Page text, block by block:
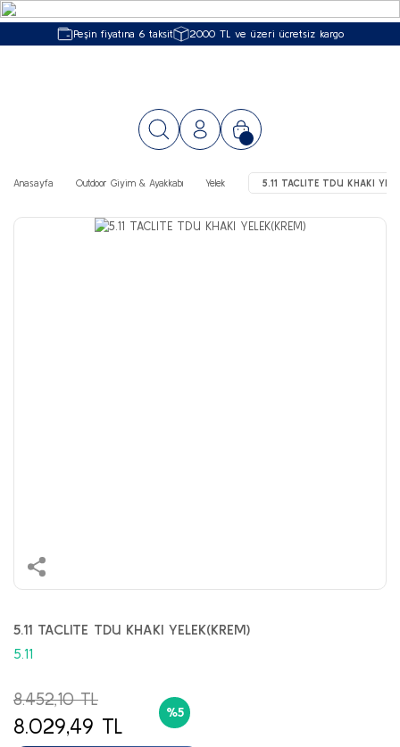
Peşin fiyatına 6 taksit 2000 TL ve üzeri ücretsiz kargo
Anasayfa Outdoor Giyim & Ayakkabı Yelek 5.11 TACLITE TDU KHAKI
5.11 TACLITE TDU KHAKI YELEK(KREM)
5.11
8.452,10 TL
8.029,49 TL
%5